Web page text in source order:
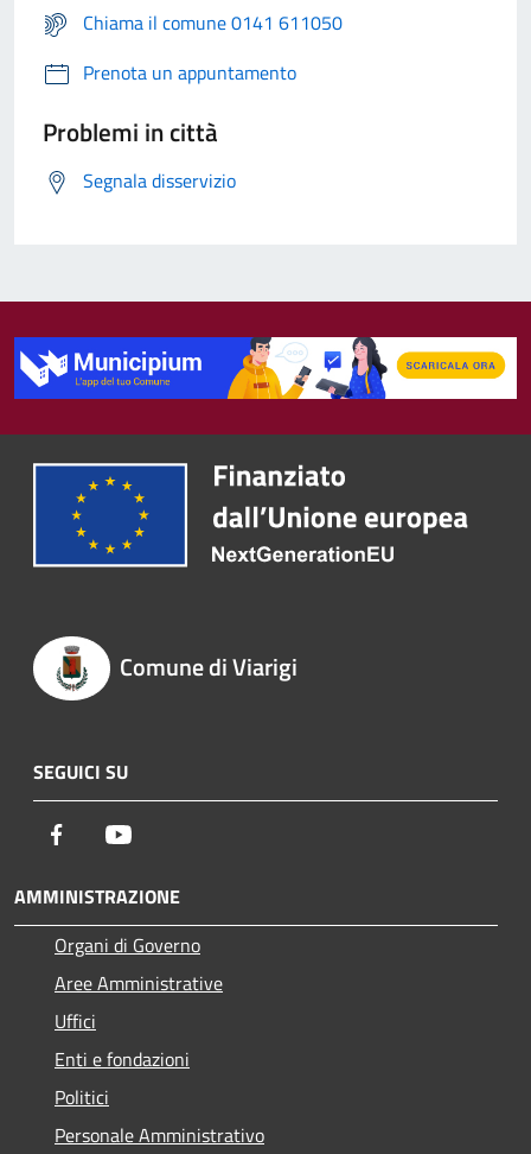
Chiama il comune 0141 611050
Prenota un appuntamento
Problemi in città
Segnala disservizio
Comune di Viarigi
SEGUICI SU
Facebook
AMMINISTRAZIONE
Organi di Governo
Aree Amministrative
Uffici
Enti e fondazioni
Politici
Personale Amministrativo